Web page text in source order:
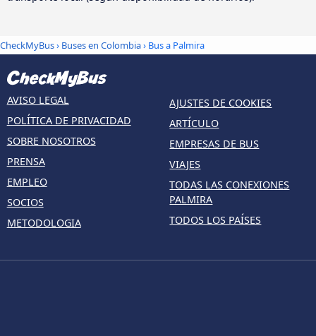
CheckMyBus› Buses en Colombia› Bus a Palmira
AVISO LEGAL
POLÍTICA DE PRIVACIDAD
SOBRE NOSOTROS
PRENSA
EMPLEO
SOCIOS
METODOLOGIA
AJUSTES DE COOKIES
ARTÍCULO
EMPRESAS DE BUS
VIAJES
TODAS LAS CONEXIONES
PALMIRA
TODOS LOS PAÍSES